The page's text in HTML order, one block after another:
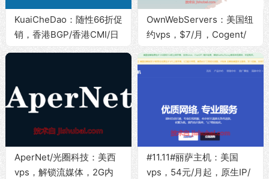
KuaiCheDao：随性66折促
销，香港BGP/香港CMI/日
OwnWebServers：美国纽
约vps，$7/月，Cogent/
存/30G SSD/500Mbps带
AperNet/光圈科技：美西
vps，解锁流媒体，2G内
#11.11#丽萨主机：美国
vps，54元/月起，原生IP/